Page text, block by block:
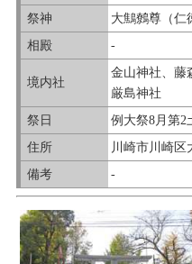
祭神
大鷦鷯尊（仁
相殿
-
境内社
金山神社、藤
厳島神社
祭日
例大祭8月第2
住所
川崎市川崎区
備考
-